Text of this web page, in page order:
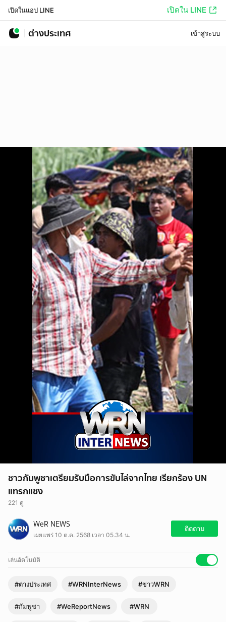
เปิดในแอป LINE เปิดใน LINE
ต่างประเทศ เข้าสู่ระบบ
ชาวกัมพูชาเตรียมรับมือการขับไล่จากไทย เรียกร้อง UN
แทรกแซง
221 ดู
WeR NEWS
เผยแพร่ 10 ต.ค. 2568 เวลา 05.34 น.
ติดตาม
เล่นอัตโนมัติ
#ต่างประเทศ #WRNInterNews #ข่าวWRN
#กัมพูชา #WeReportNews #WRN